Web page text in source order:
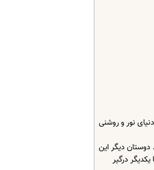
نور و روشنی
دوستان دیگر این
درگیر